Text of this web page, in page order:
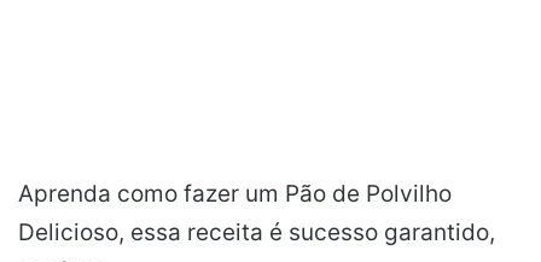
Aprenda como fazer um Pão de Polvilho
Delicioso, essa receita é sucesso garantido,